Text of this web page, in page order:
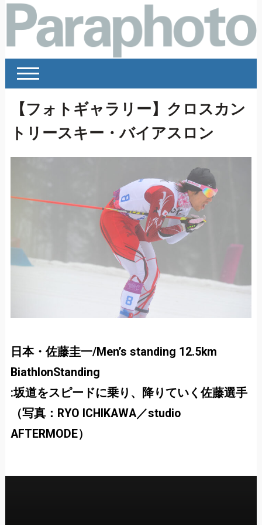
【フォトギャラリー】クロスカン
トリースキー・バイアスロン
日本・佐藤圭一/Men’s standing 12.5km
BiathlonStanding
:坂道をスピードに乗り、降りていく佐藤選手
（写真：RYO ICHIKAWA／studio
AFTERMODE）